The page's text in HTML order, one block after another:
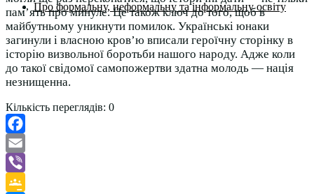
Про формальну, неформальну та інформальну освіту
пам’ять про минуле. Це також ключ до того, щоб в
майбутньому уникнути помилок. Українські юнаки
загинули і власною кров’ю вписали героїчну сторінку в
історію визвольної боротьби нашого народу. Адже коли
до такої свідомої самопожертви здатна молодь — нація
незнищенна.
Кількість переглядів: 0
Facebook
Email
Viber